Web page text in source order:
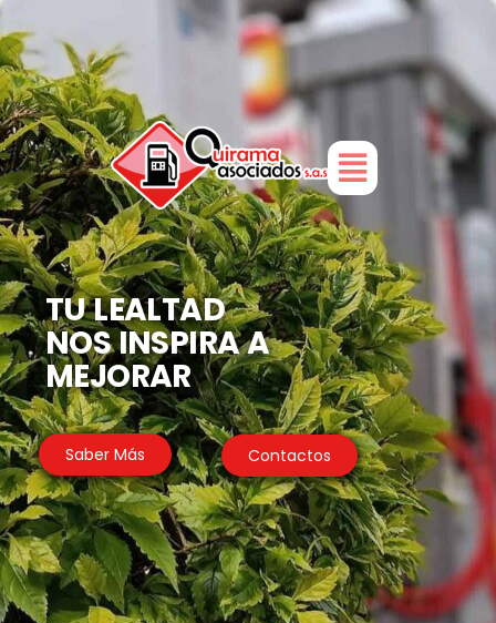
Inicio
TU LEALTAD
NOS INSPIRA A
MEJORAR
Saber Más Contactos